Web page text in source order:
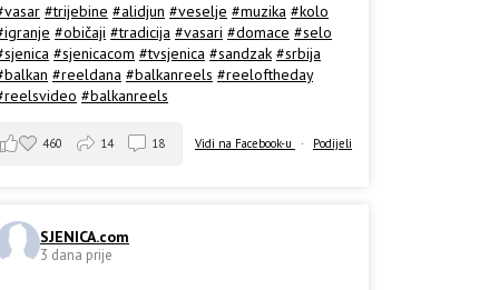
#trijebine #alidjun #veselje #muzika #kolo
#običaji #tradicija #vasari #domace #selo
#sjenicacom #tvsjenica #sandzak #srbija
#reeldana #balkanreels #reeloftheday
#balkanreels
Vidi na Facebook-u · Podijeli
460 14 18
SJENICA.com
3 dana prije